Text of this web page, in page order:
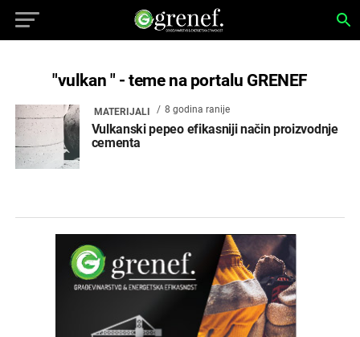
"vulkan " - teme na portalu GRENEF
MATERIJALI 8 godina ranije
Vulkanski pepeo efikasniji način proizvodnje
cementa